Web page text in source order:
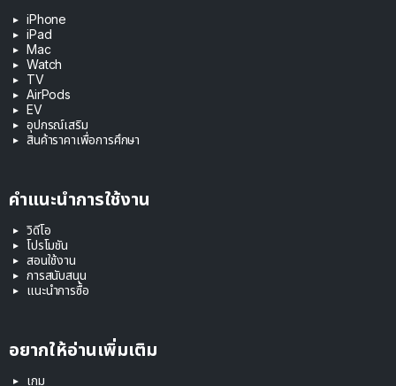
iPhone
iPad
Mac
Watch
TV
AirPods
EV
อุปกรณ์เสริม
สินค้าราคาเพื่อการศึกษา
คำแนะนำการใช้งาน
วิดีโอ
โปรโมชัน
สอนใช้งาน
การสนับสนุน
แนะนำการซื้อ
อยากให้อ่านเพิ่มเติม
เกม